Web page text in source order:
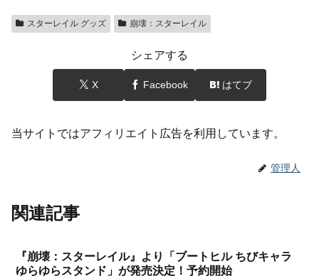
スターレイル グッズ 崩壊：スターレイル
シェアする
X Facebook はてブ
当サイトではアフィリエイト広告を利用しています。
管理人
関連記事
『崩壊：スターレイル』より「ブートヒル ちびキャラ
ゆらゆらスタンド」が発売決定！予約開始